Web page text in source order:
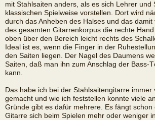
mit Stahlsaiten anders, als es sich Lehrer und
klassischen Spielweise vorstellen. Dort wird
durch das Anheben des Halses und das
des gesamten Gitarrenkorpus die rechte
oben über den Bereich leicht rechts des
Ideal ist es, wenn die Finger in der
den Saiten liegen. Der Nagel des Daumens
Saiten, daß man ihn zum Anschlag der Bass-
kann.
Das habe ich bei der Stahlsaitengitarre immer
gemacht und wie ich feststellen konnte viele
Gründe gibt es dafür mehrere. Es fängt
Gitarre sich beim Spielen mehr oder weniger